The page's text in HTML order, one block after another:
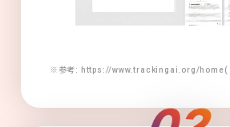
※参考: https://www.trackingai.org/home(